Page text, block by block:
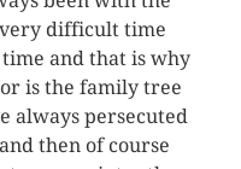
very difficult time
and that is why
is the family tree
always persecuted
then of course